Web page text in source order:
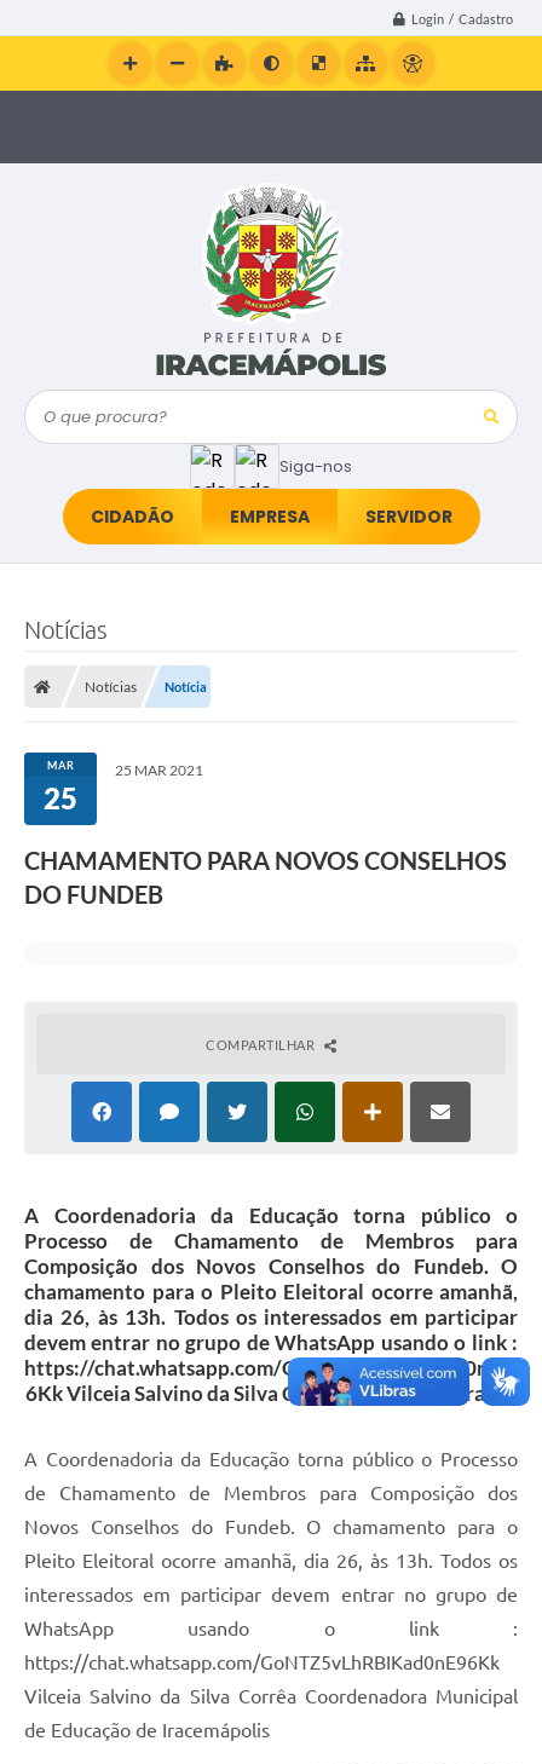
Login / Cadastro
Siga-nos
O que procura?
CIDADÃO EMPRESA SERVIDOR
Notícias
Notícias Notícia
MAR
25
25 MAR 2021
CHAMAMENTO PARA NOVOS CONSELHOS
DO FUNDEB
COMPARTILHAR
A Coordenadoria da Educação torna público o
Processo de Chamamento de Membros para
Composição dos Novos Conselhos do Fundeb. O
chamamento para o Pleito Eleitoral ocorre amanhã,
dia 26, às 13h. Todos os interessados em participar
devem entrar no grupo de WhatsApp usando o link :
https://chat.whatsapp.com/GoNTZ5vLhRBIKad0nE9
6Kk Vilceia Salvino da Silva Corrêa Coordenadora […]
A Coordenadoria da Educação torna público o Processo
de Chamamento de Membros para Composição dos
Novos Conselhos do Fundeb. O chamamento para o
Pleito Eleitoral ocorre amanhã, dia 26, às 13h. Todos os
interessados em participar devem entrar no grupo de
WhatsApp usando o link :
https://chat.whatsapp.com/GoNTZ5vLhRBIKad0nE96Kk
Vilceia Salvino da Silva Corrêa Coordenadora Municipal
de Educação de Iracemápolis